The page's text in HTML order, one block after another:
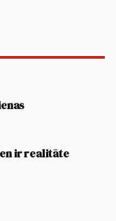
ir realitāte